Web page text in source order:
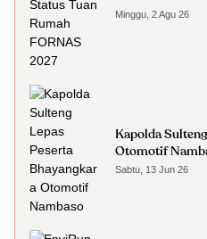
Minggu, 2 Agu 26
Kapolda
Otomotif
Sabtu, 13 Jun 26